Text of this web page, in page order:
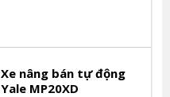
Xe nâng bán tự động
Yale MP20XD